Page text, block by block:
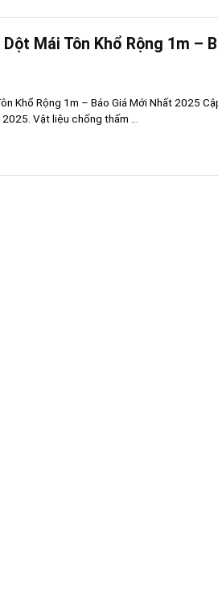
Dột Mái Tôn Khổ Rộng 1m –
Khổ Rộng 1m – Báo Giá Mới Nhất 2025
Vật liệu chống thấm ...